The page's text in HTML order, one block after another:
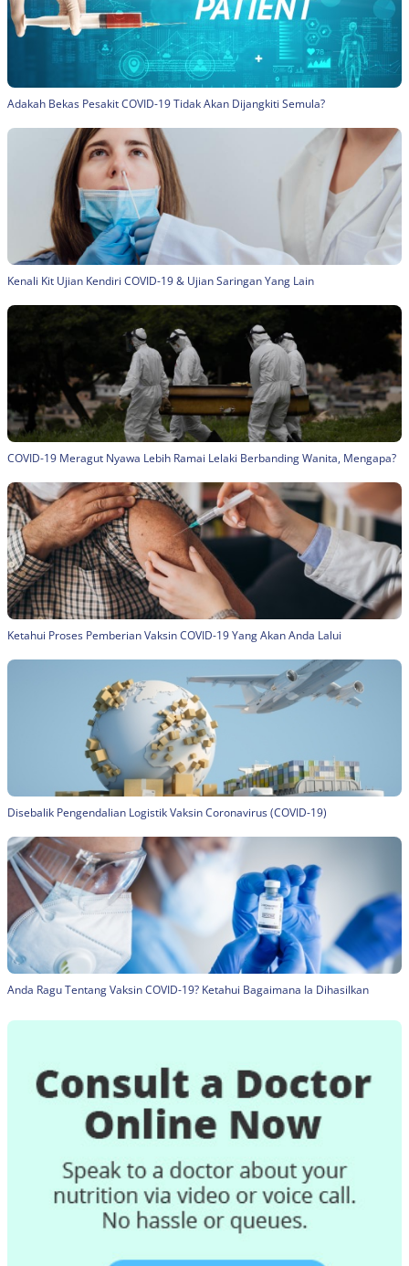
Adakah Bekas Pesakit COVID-19 Tidak Akan Dijangkiti Semula?
Kenali Kit Ujian Kendiri COVID-19 & Ujian Saringan Yang Lain
COVID-19 Meragut Nyawa Lebih Ramai Lelaki Berbanding Wanita, Mengapa?
Ketahui Proses Pemberian Vaksin COVID-19 Yang Akan Anda Lalui
Disebalik Pengendalian Logistik Vaksin Coronavirus (COVID-19)
Anda Ragu Tentang Vaksin COVID-19? Ketahui Bagaimana Ia Dihasilkan